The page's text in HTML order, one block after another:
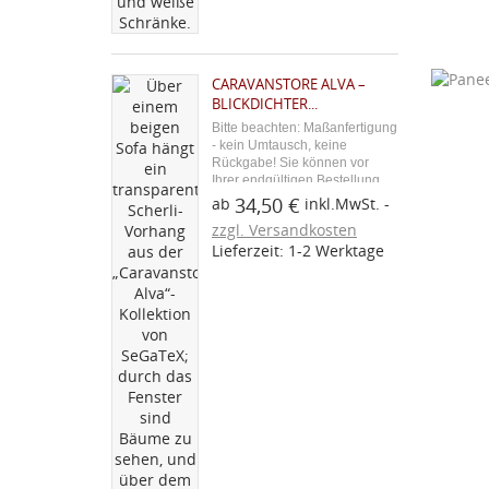
CARAVANSTORE ALVA –
BLICKDICHTER...
Bitte beachten: Maßanfertigung
- kein Umtausch, keine
Rückgabe! Sie können vor
Ihrer endgültigen Bestellung
ein Stoffmuster über den
blauen Button "Kostenloses
Stoffmuster" bestellen. Aus
unserer Caravan-Zubehör-
ab 34,50 € inkl.MwSt.
zzgl. Versandkosten
Lieferzeit: 1-2 Werktage
((cancelText))
Abbrechen
Abbrechen